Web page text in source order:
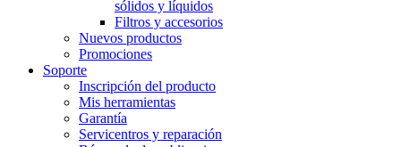
sólidos y líquidos
Filtros y accesorios
Nuevos productos
Promociones
Soporte
Inscripción del producto
Mis herramientas
Garantía
Servicentros y reparación